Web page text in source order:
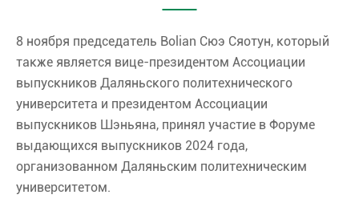
8 ноября председатель Bolian Сюэ Сяотун, который
также является вице-президентом Ассоциации
выпускников Даляньского политехнического
университета и президентом Ассоциации
выпускников Шэньяна, принял участие в Форуме
выдающихся выпускников 2024 года,
организованном Даляньским политехническим
университетом.